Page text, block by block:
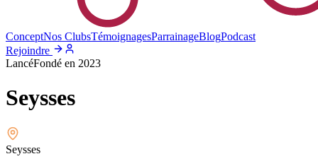
ConceptNos ClubsTémoignagesParrainageBlogPodcast
Rejoindre
LancéFondé en 2023
Seysses
Seysses